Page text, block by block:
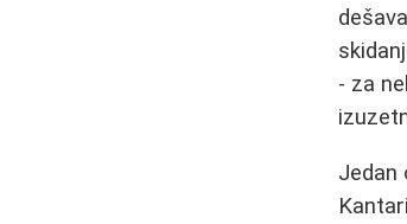
- za
Jedan